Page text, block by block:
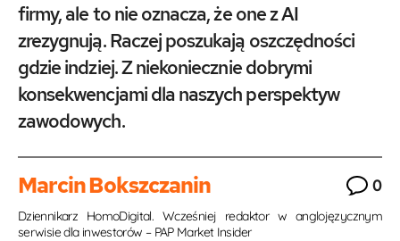
firmy, ale to nie oznacza, że one z AI
zrezygnują. Raczej poszukają oszczędności
gdzie indziej. Z niekoniecznie dobrymi
konsekwencjami dla naszych perspektyw
zawodowych.
Marcin Bokszczanin 0
Dziennikarz HomoDigital. Wcześniej redaktor w anglojęzycznym
serwisie dla inwestorów – PAP Market Insider